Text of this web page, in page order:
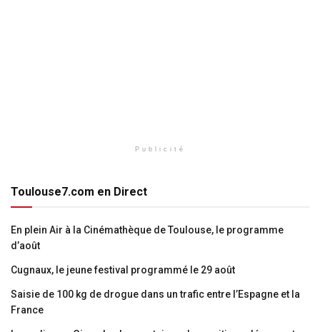
Publicité
Toulouse7.com en Direct
En plein Air à la Cinémathèque de Toulouse, le programme
d’août
Cugnaux, le jeune festival programmé le 29 août
Saisie de 100 kg de drogue dans un trafic entre l’Espagne et la
France